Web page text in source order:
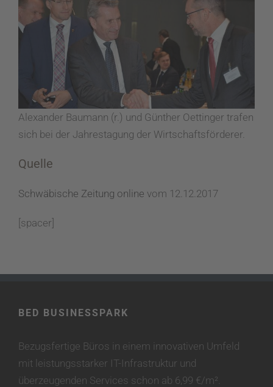
Alexander Baumann (r.) und Günther Oettinger trafen
sich bei der Jahrestagung der Wirtschaftsförderer.
Quelle
Schwäbische Zeitung online vom 12.12.2017
[spacer]
BED BUSINESSPARK
Bezugsfertige Büros in einem innovativen Umfeld
mit leistungsstarker IT-Infrastruktur und
überzeugenden Services schon ab 6,99 €/m².